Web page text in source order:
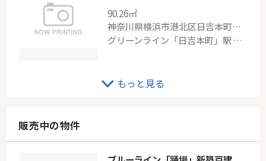
90.26㎡
神奈川県横浜市港北区日吉本町６丁目
グリーンライン「日吉本町」駅 徒歩15分
-
もっと見る
販売中の物件